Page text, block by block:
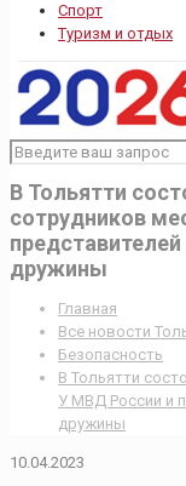
Спорт
Туризм и отдых
В Тольятти
сотрудников
дружины
Главная
Все новости
Безопасность
В Тольятти
У МВД России и
дружины
10.04.2023